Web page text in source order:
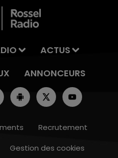
ACTUS
ANNONCEURS
Recrutement
Gestion des cookies